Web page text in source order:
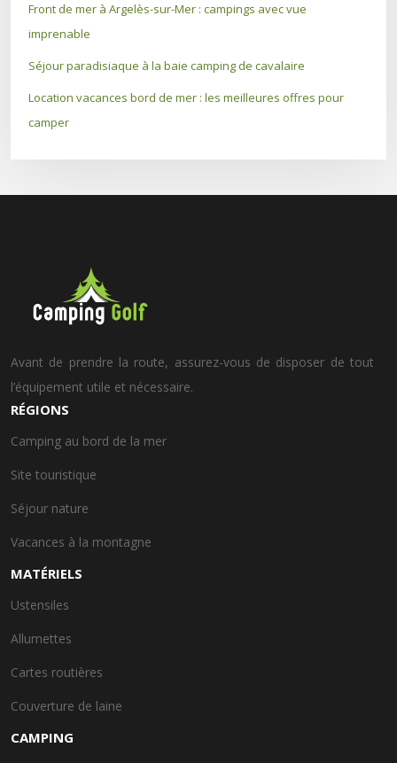
Front de mer à Argelès-sur-Mer : campings avec vue
imprenable
Séjour paradisiaque à la baie camping de cavalaire
Location vacances bord de mer : les meilleures offres pour
camper
Avant de prendre la route, assurez-vous de disposer de tout
l’équipement utile et nécessaire.
RÉGIONS
Camping au bord de la mer
Site touristique
Séjour nature
Vacances à la montagne
MATÉRIELS
Ustensiles
Allumettes
Cartes routières
Couverture de laine
CAMPING